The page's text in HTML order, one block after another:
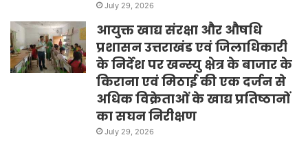
July 29, 2026
आयुक्त खाद्य संरक्षा और औषधि
प्रशासन उत्तराखंड एवं जिलाधिकारी
के निर्देश पर खन्स्यु क्षेत्र के बाजार के
किराना एवं मिठाई की एक दर्जन से
अधिक विक्रेताओं के खाद्य प्रतिष्ठानों
का सघन निरीक्षण
July 29, 2026